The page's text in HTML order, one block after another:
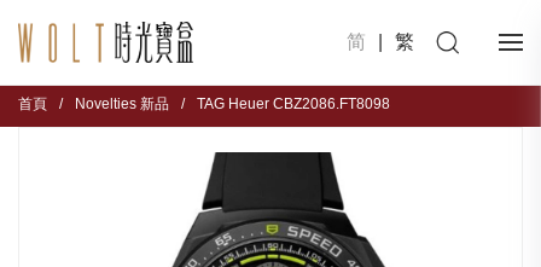
简 繁
首頁 / Novelties 新品 / TAG Heuer CBZ2086.FT8098